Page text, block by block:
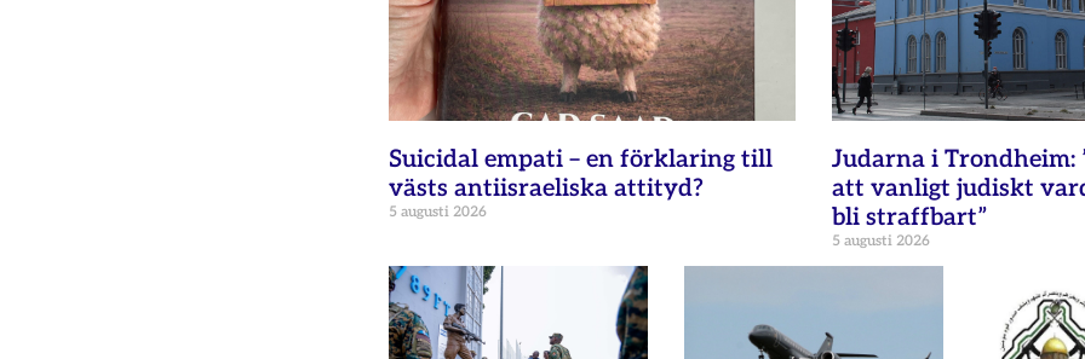
Suicidal empati – en förklaring till
västs antiisraeliska attityd?
5 augusti 2026
Judarna i Trondheim:
att vanligt judiskt
bli straffbart”
5 augusti 2026